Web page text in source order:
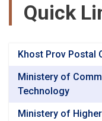
Quick
Khost Prov Postal
Ministery of
Technology
Ministery of